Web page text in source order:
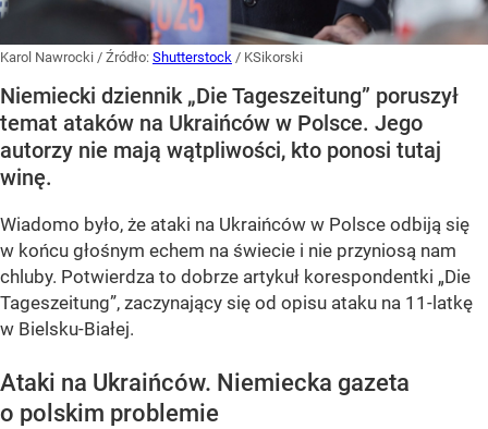
Karol Nawrocki / Źródło: Shutterstock / KSikorski
Niemiecki dziennik „Die Tageszeitung” poruszył
temat ataków na Ukraińców w Polsce. Jego
autorzy nie mają wątpliwości, kto ponosi tutaj
winę.
Wiadomo było, że ataki na Ukraińców w Polsce odbiją się
w końcu głośnym echem na świecie i nie przyniosą nam
chluby. Potwierdza to dobrze artykuł korespondentki „Die
Tageszeitung”, zaczynający się od opisu ataku na 11-latkę
w Bielsku-Białej.
Ataki na Ukraińców. Niemiecka gazeta
o polskim problemie